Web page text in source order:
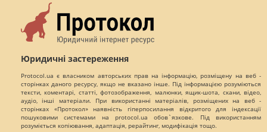
Юридичні застереження
Protocol.ua є власником авторських прав на інформацію, розміщену на веб -
сторінках даного ресурсу, якщо не вказано інше. Під інформацією розуміються
тексти, коментарі, статті, фотозображення, малюнки, ящик-шота, скани, відео,
аудіо, інші матеріали. При використанні матеріалів, розміщених на веб -
сторінках «Протокол» наявність гіперпосилання відкритого для індексації
пошуковими системами на protocol.ua обов`язкове. Під використанням
розуміється копіювання, адаптація, рерайтинг, модифікація тощо.